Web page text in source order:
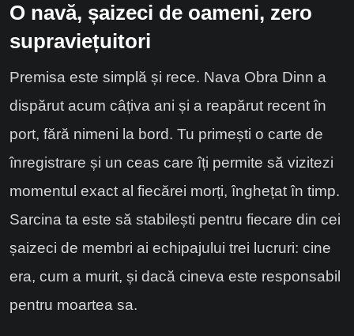
O navă, șaizeci de oameni, zero
supraviețuitori
Premisa este simplă și rece. Nava Obra Dinn a
dispărut acum câțiva ani și a reapărut recent în
port, fără nimeni la bord. Tu primești o carte de
înregistrare și un ceas care îți permite să vizitezi
momentul exact al fiecărei morți, înghețat în timp.
Sarcina ta este să stabilești pentru fiecare din cei
șaizeci de membri ai echipajului trei lucruri: cine
era, cum a murit, și dacă cineva este responsabil
pentru moartea sa.